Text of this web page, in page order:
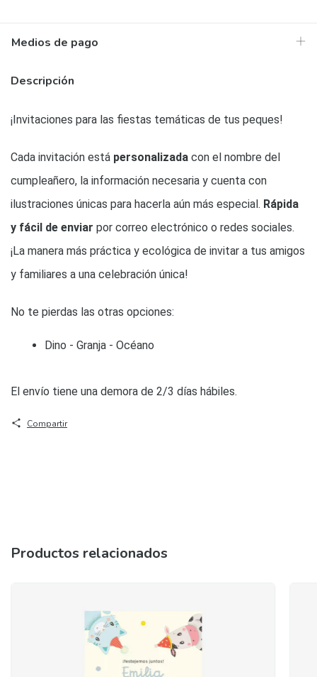
Medios de pago
Descripción
¡Invitaciones para las fiestas temáticas de tus peques!
Cada invitación está personalizada con el nombre del
cumpleañero, la información necesaria y cuenta con
ilustraciones únicas para hacerla aún más especial. Rápida
y fácil de enviar por correo electrónico o redes sociales.
¡La manera más práctica y ecológica de invitar a tus amigos
y familiares a una celebración única!
No te pierdas las otras opciones:
Dino - Granja - Océano
El envío tiene una demora de 2/3 días hábiles.
Compartir
Productos relacionados